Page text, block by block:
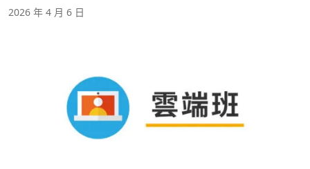
2026 年 4 月 6 日